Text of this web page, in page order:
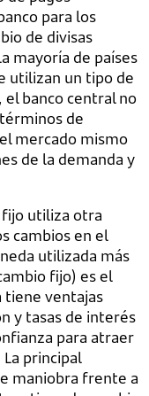
para los
de divisas
mayoría de países
utilizan un tipo de
banco central no
de
mercado mismo
de la demanda y
utiliza otra
cambios en el
utilizada más
fijo) es el
tiene ventajas
y tasas de interés
para atraer
principal
maniobra frente a